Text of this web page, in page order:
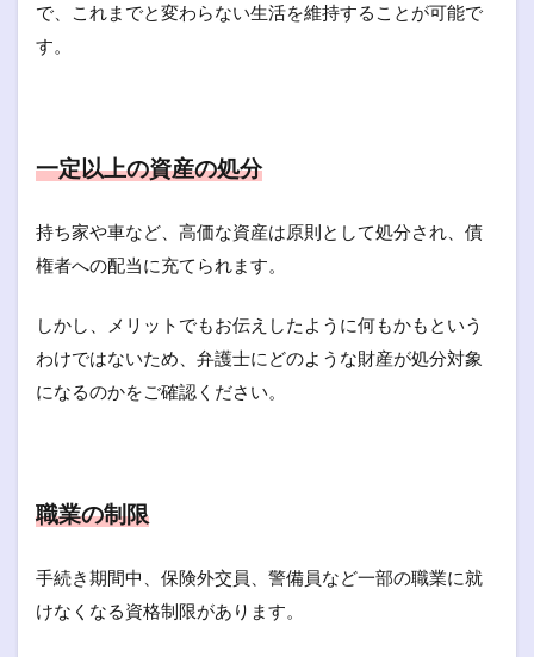
で、これまでと変わらない生活を維持することが可能で
す。
一定以上の資産の処分
持ち家や車など、高価な資産は原則として処分され、債
権者への配当に充てられます。
しかし、メリットでもお伝えしたように何もかもという
わけではないため、弁護士にどのような財産が処分対象
になるのかをご確認ください。
職業の制限
手続き期間中、保険外交員、警備員など一部の職業に就
けなくなる資格制限があります。